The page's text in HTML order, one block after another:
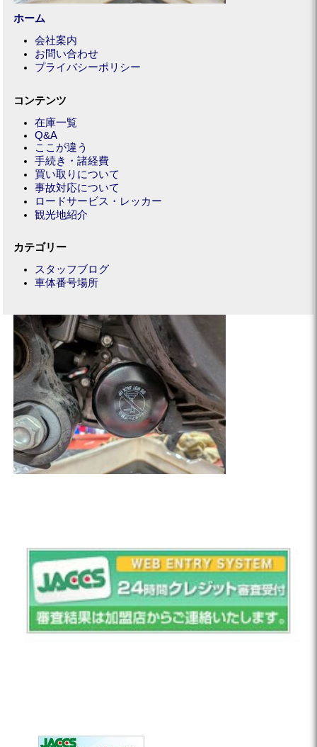
ホーム
会社案内
お問い合わせ
プライバシーポリシー
コンテンツ
在庫一覧
Q&A
ここが違う
手続き・諸経費
買い取りについて
事故対応について
ロードサービス・レッカー
観光地紹介
カテゴリー
スタッフブログ
車体番号場所